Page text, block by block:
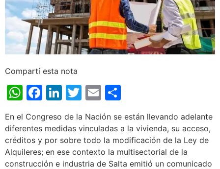
Compartí esta nota
WhatsApp
Facebook
LinkedIn
Twitter
Email
En el Congreso de la Nación se están llevando adelante
diferentes medidas vinculadas a la vivienda, su acceso,
créditos y por sobre todo la modificación de la Ley de
Alquileres; en ese contexto la multisectorial de la
construcción e industria de Salta emitió un comunicado